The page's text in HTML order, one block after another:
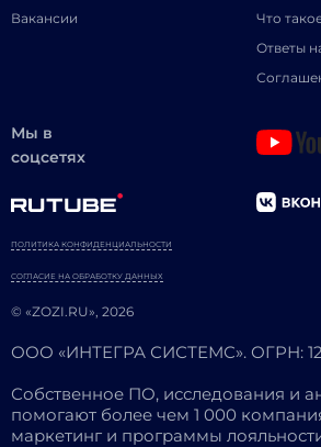
Вакансии
Что
Ответы
Мы в
соцсетях
© «ZOZI.RU», 2026
ПОЛИТИКА КОНФИДЕНЦИАЛЬНОСТИ
СОГЛАСИЕ НА ОБРАБОТКУ ДАННЫХ
ООО «ИНТЕГРА СИСТЕМС». ОГРН:
Собственное ПО, исследования и
помогают более чем 1 000
маркетинг и программы